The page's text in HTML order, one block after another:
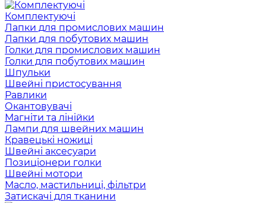
Комплектуючі
Лапки для промислових машин
Лапки для побутових машин
Голки для промислових машин
Голки для побутових машин
Шпульки
Швейні пристосування
Равлики
Окантовувачі
Магніти та лінійки
Лампи для швейних машин
Кравецькі ножиці
Швейні аксесуари
Позиціонери голки
Швейні мотори
Масло, мастильниці, фільтри
Затискачі для тканини